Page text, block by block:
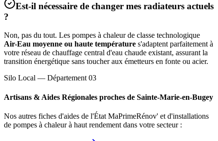
Est-il nécessaire de changer mes radiateurs actuels
?
Non, pas du tout. Les pompes à chaleur de classe technologique
Air-Eau moyenne ou haute température s'adaptent parfaitement à
votre réseau de chauffage central d'eau chaude existant, assurant la
transition énergétique sans toucher aux émetteurs en fonte ou acier.
Silo Local — Département 03
Artisans & Aides Régionales proches de Sainte-Marie-en-Bugey
Nos autres fiches d'aides de l'État MaPrimeRénov' et d'installations
de pompes à chaleur à haut rendement dans votre secteur :